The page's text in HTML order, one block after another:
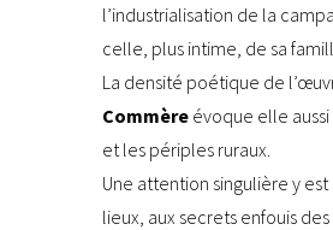
l’industrialisation de la
celle, plus intime, de sa
La densité poétique de
Commèreévoque elle aussi
et les périples ruraux.
Une attention singulière y
lieux, aux secrets enfouis des